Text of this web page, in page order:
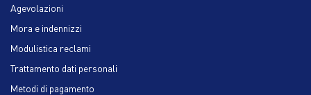
Agevolazioni
Mora e indennizzi
Modulistica reclami
Trattamento dati personali
Metodi di pagamento